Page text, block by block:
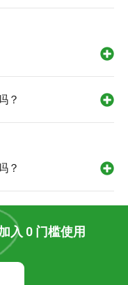
？
？
入 0 门槛使用